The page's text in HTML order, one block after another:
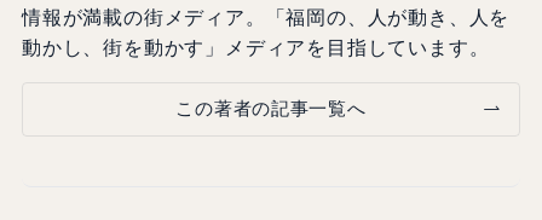
情報が満載の街メディア。「福岡の、人が動き、人を
動かし、街を動かす」メディアを目指しています。
この著者の記事一覧へ